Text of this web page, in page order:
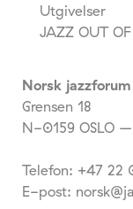
Utgivelser
JAZZ OUT
Norsk jazzforum
Grensen 18
N-0159 OSLO
Telefon: +47 22
E-post: